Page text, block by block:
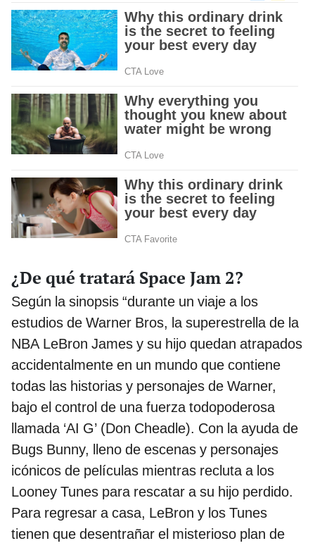
¿De qué tratará Space Jam 2?
Según la sinopsis “durante un viaje a los
estudios de Warner Bros, la superestrella de la
NBA LeBron James y su hijo quedan atrapados
accidentalmente en un mundo que contiene
todas las historias y personajes de Warner,
bajo el control de una fuerza todopoderosa
llamada ‘AI G’ (Don Cheadle). Con la ayuda de
Bugs Bunny, lleno de escenas y personajes
icónicos de películas mientras recluta a los
Looney Tunes para rescatar a su hijo perdido.
Para regresar a casa, LeBron y los Tunes
tienen que desentrañar el misterioso plan de